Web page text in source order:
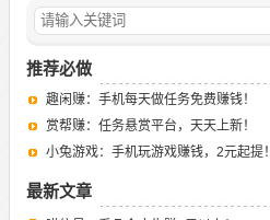
推荐必做
趣闲赚：手机每天做任务免费赚钱！
赏帮赚：任务悬赏平台，天天上新！
小兔游戏：手机玩游戏赚钱，2元起提！
最新文章